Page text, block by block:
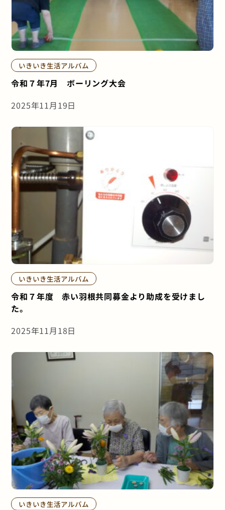
いきいき生活アルバム
令和７年7月 ボーリング大会
2025年11月19日
いきいき生活アルバム
令和７年度 赤い羽根共同募金より助成を受けまし
た。
2025年11月18日
いきいき生活アルバム